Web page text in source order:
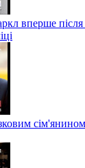
вперше після